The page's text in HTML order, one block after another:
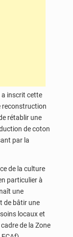
a inscrit cette
reconstruction
rétablir une
de coton
par la
de la culture
particulier à
une
de bâtir une
locaux et
de la Zone